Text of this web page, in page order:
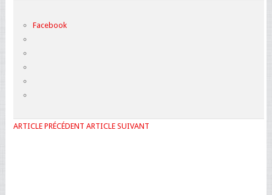
Facebook
ARTICLE PRÉCÉDENT ARTICLE SUIVANT